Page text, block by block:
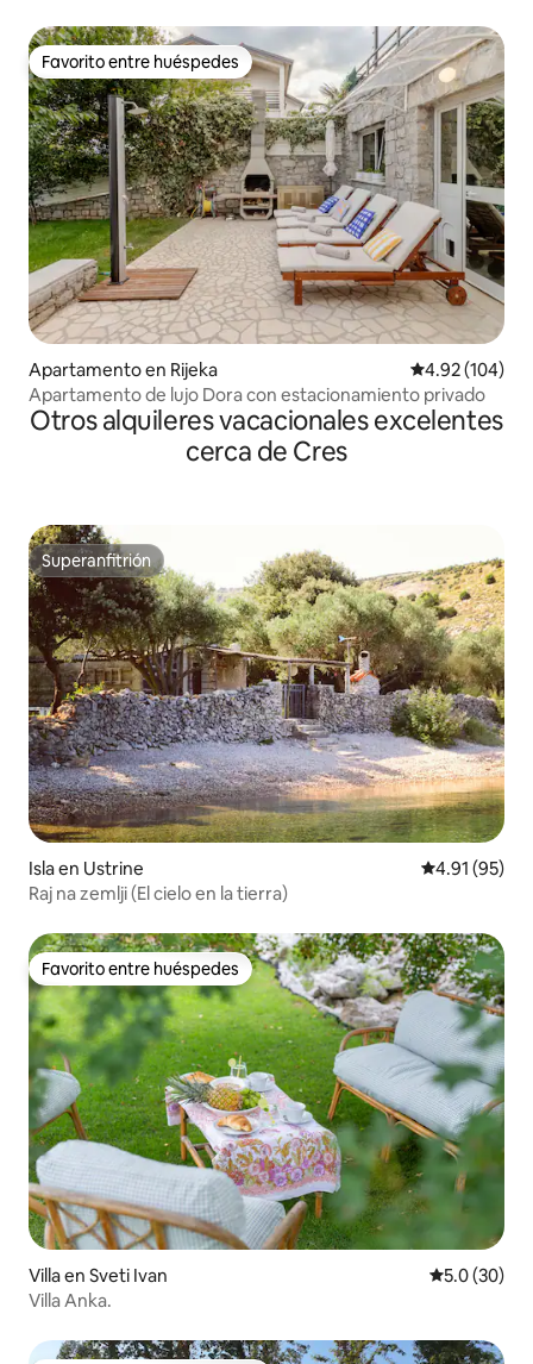
Favorito entre huéspedes
Favorito entre huéspedes
Apartamento en Rijeka Calificación
4.92 (104)
Apartamento de lujo Dora con estacionamiento privado
Otros alquileres vacacionales excelentes
cerca de Cres
Superanfitrión
Superanfitrión
Isla en Ustrine Calificación
4.91 (95)
Raj na zemlji (El cielo en la tierra)
Favorito entre huéspedes
Favorito entre huéspedes
Villa en Sveti Ivan Calificación
5.0 (30)
Villa Anka.